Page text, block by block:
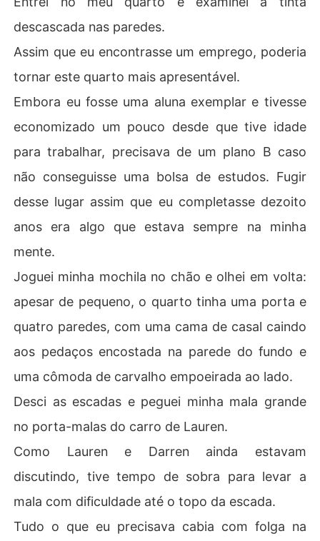
descascada nas paredes.
Assim que eu encontrasse um emprego, poderia
tornar este quarto mais apresentável.
Embora eu fosse uma aluna exemplar e tivesse
economizado um pouco desde que tive idade
para trabalhar, precisava de um plano B caso
não conseguisse uma bolsa de estudos. Fugir
desse lugar assim que eu completasse dezoito
anos era algo que estava sempre na minha
mente.
Joguei minha mochila no chão e olhei em volta:
apesar de pequeno, o quarto tinha uma porta e
quatro paredes, com uma cama de casal caindo
aos pedaços encostada na parede do fundo e
uma cômoda de carvalho empoeirada ao lado.
Desci as escadas e peguei minha mala grande
no porta-malas do carro de Lauren.
Como Lauren e Darren ainda estavam
discutindo, tive tempo de sobra para levar a
mala com dificuldade até o topo da escada.
Tudo o que eu precisava cabia com folga na